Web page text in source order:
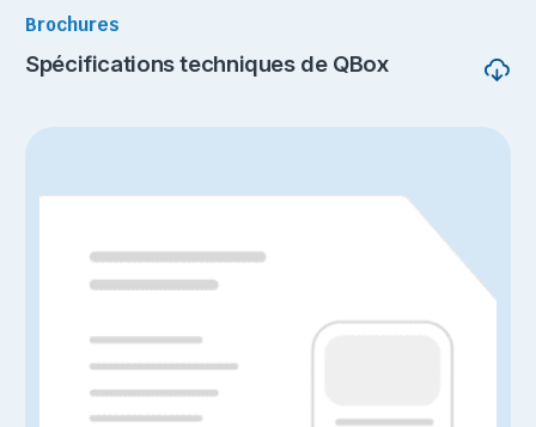
Brochures
Spécifications techniques de QBox